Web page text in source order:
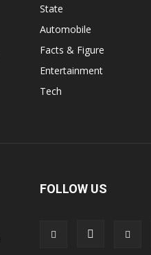
State
Automobile
Facts & Figure
Entertainment
Tech
FOLLOW US